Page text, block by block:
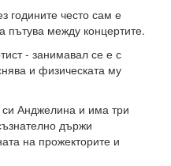
годините често сам е
пътува между концертите.
- занимавал се е с
и физическата му
Анджелина и има три
държи
на прожекторите и